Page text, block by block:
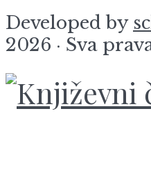
Developed by
2026 · Sva